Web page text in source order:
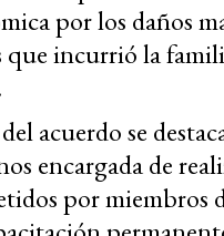
por los daños
que incurrió la
acuerdo se
encargada de
por miembros